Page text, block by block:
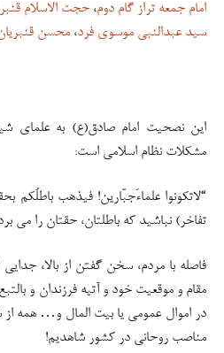
امام جمعه تراز گام دوم، حجت الاسلام
سید عبدالنبی موسوی فرد، محسن
این نصحیت امام صادق(ع) به علمای
مشکلات نظام اسلامی است:
“لاتکونوا علماءَجبّارین! فیذهب باطلُکم
تفاخر) نباشید که باطلتان، حقتان را می
فاصله با مردم، سخن گفتن از بالا،
مقام و موقعیت خود و آتیه فرزندان و
در اموال عمومی یا بیت المال و… همه
مناصب روحانی در کشور شاهدیم!